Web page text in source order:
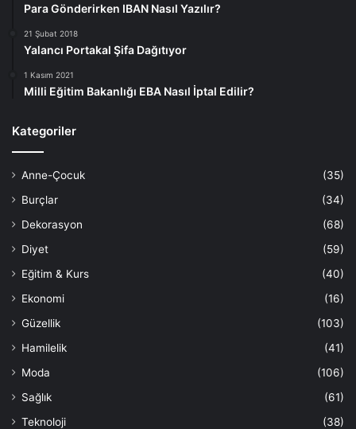
Para Gönderirken IBAN Nasıl Yazılır?
21 Şubat 2018
Yalancı Portakal Şifa Dağıtıyor
1 Kasım 2021
Milli Eğitim Bakanlığı EBA Nasıl İptal Edilir?
Kategoriler
Anne-Çocuk
(35)
Burçlar
(34)
Dekorasyon
(68)
Diyet
(59)
Eğitim & Kurs
(40)
Ekonomi
(16)
Güzellik
(103)
Hamilelik
(41)
Moda
(106)
Sağlık
(61)
Teknoloji
(38)